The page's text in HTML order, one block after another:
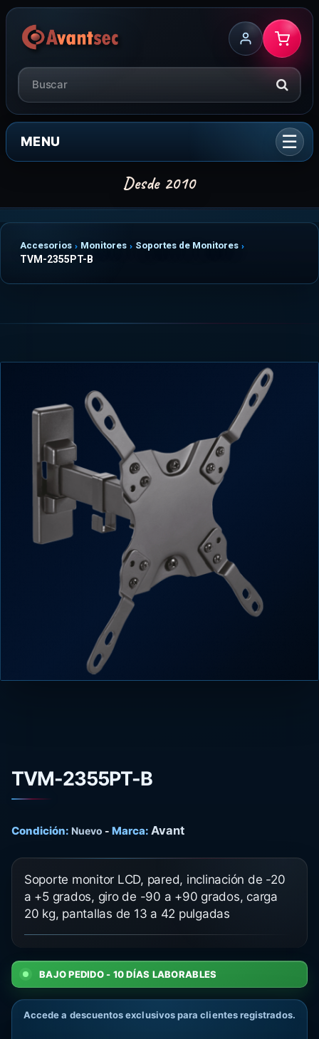
MENU
Accesorios Monitores Soportes de Monitores
TVM-2355PT-B
TVM-2355PT-B
Condición: Nuevo - Marca: Avant
Soporte monitor LCD, pared, inclinación de -20
a +5 grados, giro de -90 a +90 grados, carga
20 kg, pantallas de 13 a 42 pulgadas
BAJO PEDIDO - 10 DÍAS LABORABLES
Accede a descuentos exclusivos para clientes registrados.